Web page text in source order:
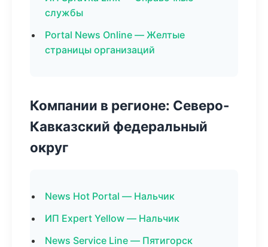
службы
Portal News Online — Желтые
страницы организаций
Компании в регионе: Северо-
Кавказский федеральный
округ
News Hot Portal — Нальчик
ИП Expert Yellow — Нальчик
News Service Line — Пятигорск